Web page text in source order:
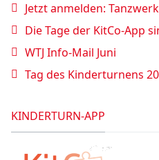
Jetzt anmelden:
Die Tage der KitCo-App
WTJ Info-Mail Juni
Tag des Kinderturnens
KINDERTURN-APP